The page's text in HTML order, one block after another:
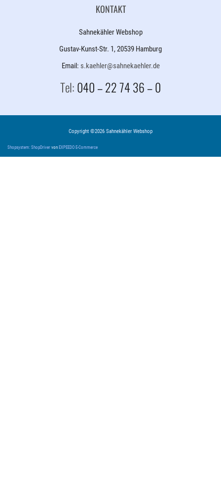
KONTAKT
Sahnekähler Webshop
Gustav-Kunst-Str. 1, 20539 Hamburg
Email: s.kaehler@sahnekaehler.de
Tel:040 – 22 74 36 – 0
Copyright ©2026 Sahnekähler Webshop
Shopsystem: ShopDriver von EXPEEDO E-Commerce